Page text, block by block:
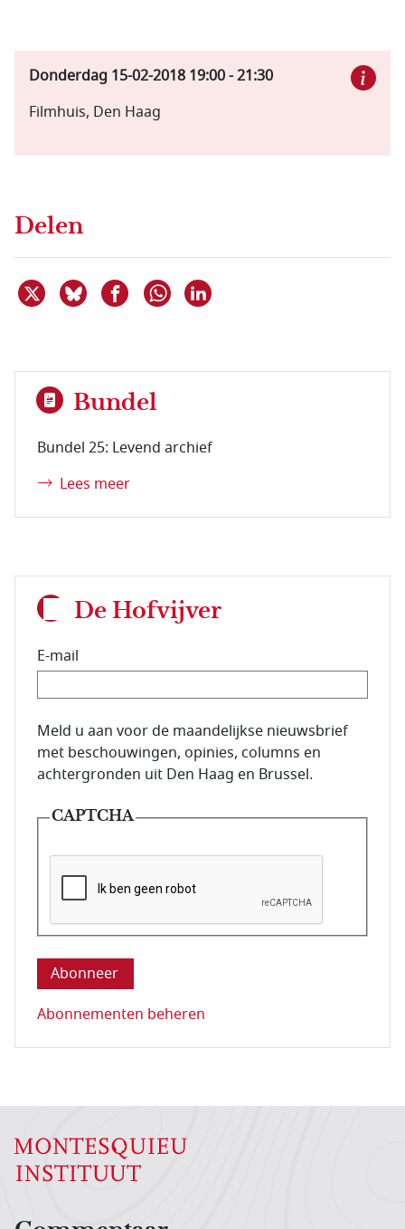
Donderdag 15-02-2018 19:00-21:30
Filmhuis, Den Haag
Delen
Deel dit item op X
Deel dit item op Bluesky
Deel dit item op Facebook
Delen via WhatsApp
Bundel
Bundel 25: Levend archief
Lees meer
De Hofvijver
E-mail
E-mailadres van de abonnee.
Meld u aan voor de maandelijkse nieuwsbrief
met beschouwingen, opinies, columns en
achtergronden uit Den Haag en Brussel.
CAPTCHA
Deze vraag is om te controleren dat u een mens
Abonnementen beheren